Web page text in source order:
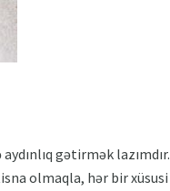
gətirmək lazımdır.
olmaqla, hər bir xüsusi